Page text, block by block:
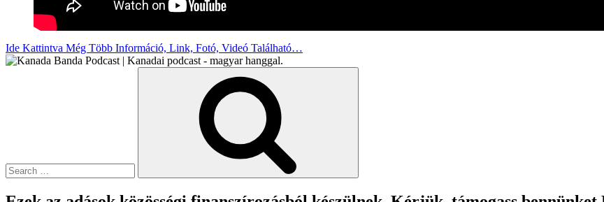
Ide Kattintva Még Több Információ, Link, Fotó, Videó Található…